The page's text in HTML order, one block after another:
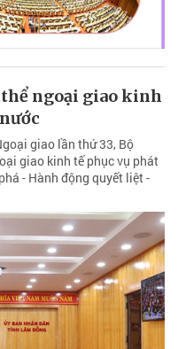
ngoại giao kinh
giao lần thứ 33, Bộ
giao kinh tế phục vụ phát
- Hành động quyết liệt -